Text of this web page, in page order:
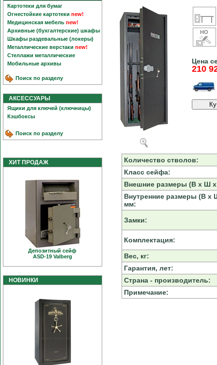
Картотеки для бумаг
Огнестойкие картотеки new!
Медицинская мебель new!
Архивные (бухгалтерские) шкафы
Шкафы раздевальные (локеры)
Металлические верстаки new!
Стеллажи металлические
Мобильные архивы
Поиск по разделу
АКСЕССУАРЫ
Ящики для ключей (ключницы)
Кэшбоксы
Поиск по разделу
ХИТ ПРОДАЖ
Депозитный сейф
ASD-19 Valberg
НОВИНКИ
Цена
210
Количество стволов:
Класс сейфа:
Внешние размеры (В х Ш
Внутренние размеры (В х
мм:
Замки:
Комплектация:
Вес, кг:
Гарантия, лет:
Страна - производитель:
Примечание: